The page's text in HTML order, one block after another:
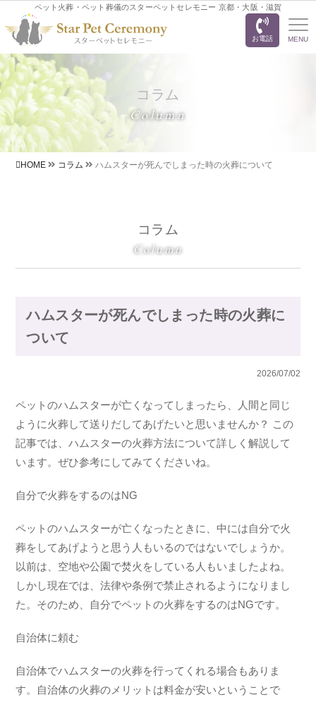
ペット火葬・ペット葬儀のスターペットセレモニー 京都・大阪・滋賀
お電話 MENU
コラム
Column
HOME コラム ハムスターが死んでしまった時の火葬について
コラム
Column
ハムスターが死んでしまった時の火葬に
ついて
2026/07/02
ペットのハムスターが亡くなってしまったら、人間と同じ
ように火葬して送りだしてあげたいと思いませんか？ この
記事では、ハムスターの火葬方法について詳しく解説して
います。ぜひ参考にしてみてくださいね。
自分で火葬をするのはNG
ペットのハムスターが亡くなったときに、中には自分で火
葬をしてあげようと思う人もいるのではないでしょうか。
以前は、空地や公園で焚火をしている人もいましたよね。
しかし現在では、法律や条例で禁止されるようになりまし
た。そのため、自分でペットの火葬をするのはNGです。
自治体に頼む
自治体でハムスターの火葬を行ってくれる場合もありま
す。自治体の火葬のメリットは料金が安いということで